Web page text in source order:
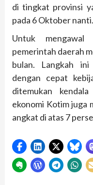
di tingkat provinsi
pada 6 Oktober nanti.
Untuk mengawal
pemerintah daerah
bulan. Langkah
dengan cepat
ditemukan
ekonomi Kotim juga
angkat di atas 7